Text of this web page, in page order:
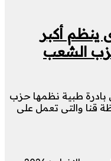
ينظم أكبر
الشعب
طبية نظمها حزب
قنا والتى تعمل على